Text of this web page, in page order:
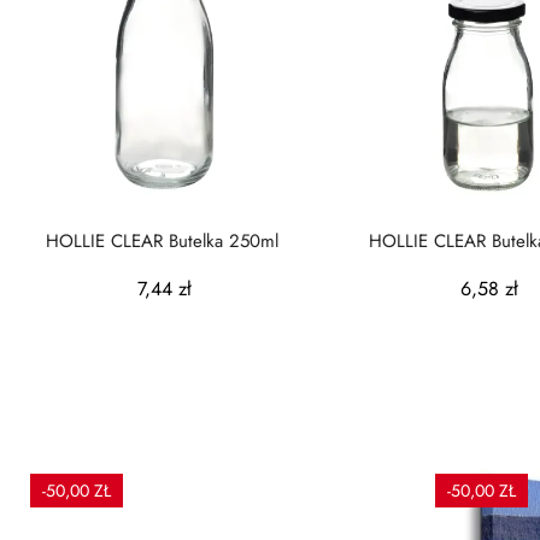
HOLLIE CLEAR Butelka 250ml
7,44 zł
HOLLIE CLEAR
6,58 zł
-50,00 ZŁ -50,00 ZŁ